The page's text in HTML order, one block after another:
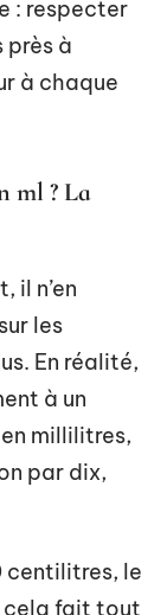
: respecter
près à
à chaque
ml ? La
il n’en
les
En réalité,
à un
millilitres,
par dix,
centilitres, le
cela fait tout